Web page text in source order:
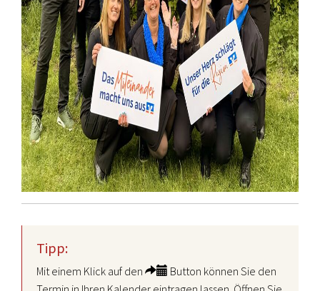
Tipp:
Mit einem Klick auf den
Button können Sie den